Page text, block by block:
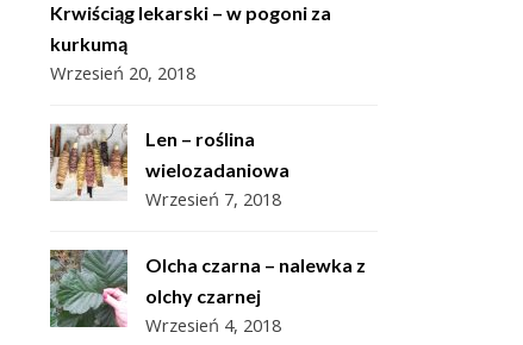
Krwiściąg lekarski – w pogoni za
kurkumą
Wrzesień 20, 2018
Len – roślina
wielozadaniowa
Wrzesień 7, 2018
Olcha czarna – nalewka z
olchy czarnej
Wrzesień 4, 2018